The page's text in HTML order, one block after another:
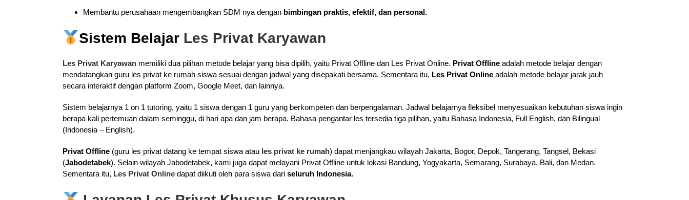
Membantu perusahaan mengembangkan SDM nya dengan bimbingan praktis, efektif, dan personal.
Sistem Belajar Les Privat Karyawan
Les Privat Karyawanmemiliki dua pilihan metode belajar yang bisa dipilih, yaitu Privat Offline dan Les Privat Online. Privat Offlineadalah metode belajar dengan
mendatangkan guru les privat ke rumah siswa sesuai dengan jadwal yang disepakati bersama. Sementara itu, Les Privat Onlineadalah metode belajar jarak jauh
secara interaktif dengan platform Zoom, Google Meet, dan lainnya.
Sistem belajarnya 1 on 1 tutoring, yaitu 1 siswa dengan 1 guru yang berkompeten dan berpengalaman. Jadwal belajarnya fleksibel menyesuaikan kebutuhan siswa ingin
berapa kali pertemuan dalam seminggu, di hari apa dan jam berapa. Bahasa pengantar les tersedia tiga pilihan, yaitu Bahasa Indonesia, Full English, dan Bilingual
(Indonesia – English).
Privat Offline(guru les privat datang ke tempat siswa ataules privat ke rumah) dapat menjangkau wilayah Jakarta, Bogor, Depok, Tangerang, Tangsel, Bekasi
(Jabodetabek). Selain wilayah Jabodetabek, kami juga dapat melayani Privat Offline untuk lokasi Bandung, Yogyakarta, Semarang, Surabaya, Bali, dan Medan.
Sementara itu, Les Privat Onlinedapat diikuti oleh para siswa dari seluruh Indonesia.